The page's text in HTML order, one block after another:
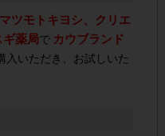
ツモトキヨシ、クリエ
薬局で カウブランド
入いただき、お試しいた